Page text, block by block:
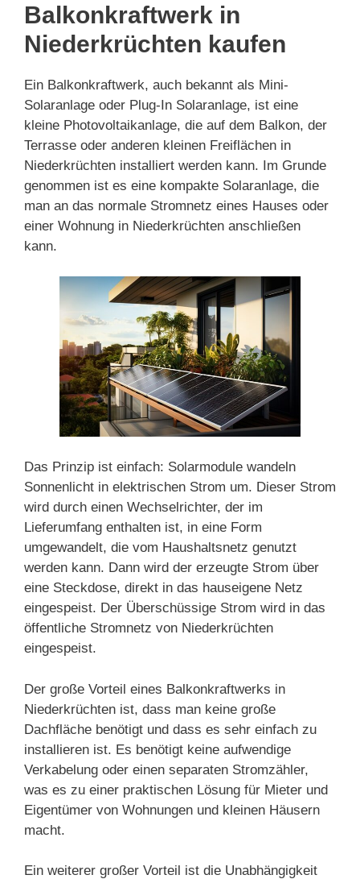
Balkonkraftwerk in
Niederkrüchten kaufen
Ein Balkonkraftwerk, auch bekannt als Mini-
Solaranlage oder Plug-In Solaranlage, ist eine
kleine Photovoltaikanlage, die auf dem Balkon, der
Terrasse oder anderen kleinen Freiflächen in
Niederkrüchten installiert werden kann. Im Grunde
genommen ist es eine kompakte Solaranlage, die
man an das normale Stromnetz eines Hauses oder
einer Wohnung in Niederkrüchten anschließen
kann.
Das Prinzip ist einfach: Solarmodule wandeln
Sonnenlicht in elektrischen Strom um. Dieser Strom
wird durch einen Wechselrichter, der im
Lieferumfang enthalten ist, in eine Form
umgewandelt, die vom Haushaltsnetz genutzt
werden kann. Dann wird der erzeugte Strom über
eine Steckdose, direkt in das hauseigene Netz
eingespeist. Der Überschüssige Strom wird in das
öffentliche Stromnetz von Niederkrüchten
eingespeist.
Der große Vorteil eines Balkonkraftwerks in
Niederkrüchten ist, dass man keine große
Dachfläche benötigt und dass es sehr einfach zu
installieren ist. Es benötigt keine aufwendige
Verkabelung oder einen separaten Stromzähler,
was es zu einer praktischen Lösung für Mieter und
Eigentümer von Wohnungen und kleinen Häusern
macht.
Ein weiterer großer Vorteil ist die Unabhängigkeit